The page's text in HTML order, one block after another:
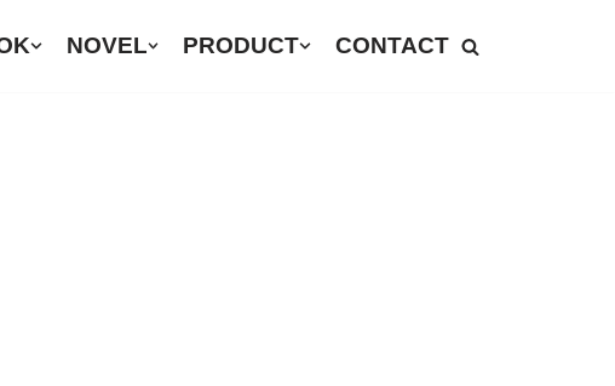
NOVEL PRODUCT CONTACT